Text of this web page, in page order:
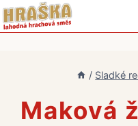
Přeskočit
na
/ Sladké
Maková